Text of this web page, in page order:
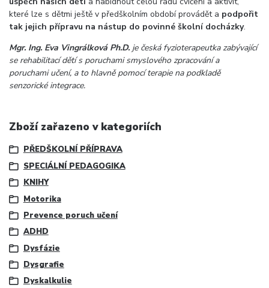
které lze s dětmi ještě v předškolním období provádět a podpořit
tak jejich přípravu na nástup do povinné školní docházky.
Mgr. Ing. Eva Vingrálková Ph.D. je česká fyzioterapeutka zabývající
se rehabilitací dětí s poruchami smyslového zpracování a
poruchami učení, a to hlavně pomocí terapie na podkladě
senzorické integrace.
Zboží zařazeno v kategoriích
PŘEDŠKOLNÍ PŘÍPRAVA
SPECIÁLNÍ PEDAGOGIKA
KNIHY
Motorika
Prevence poruch učení
ADHD
Dysfázie
Dysgrafie
Dyskalkulie